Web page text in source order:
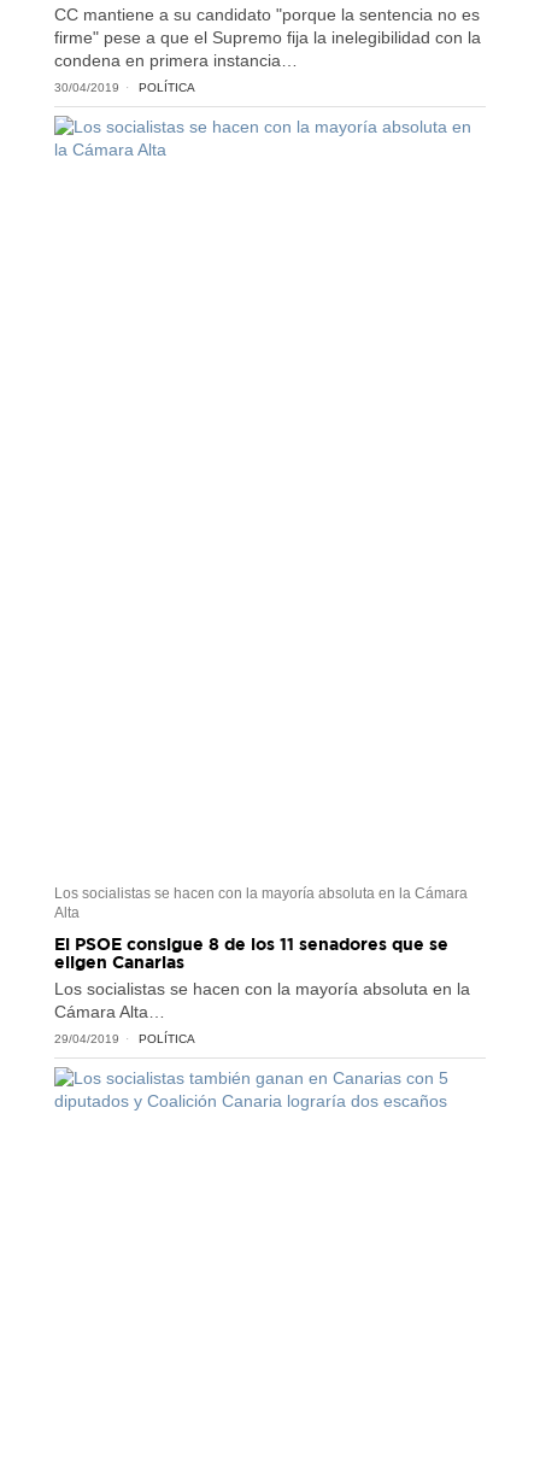
CC mantiene a su candidato "porque la sentencia no es
firme" pese a que el Supremo fija la inelegibilidad con la
condena en primera instancia…
30/04/2019 POLÍTICA
Los socialistas se hacen con la mayoría absoluta en la Cámara
Alta
El PSOE consigue 8 de los 11 senadores que se
eligen Canarias
Los socialistas se hacen con la mayoría absoluta en la
Cámara Alta…
29/04/2019 POLÍTICA